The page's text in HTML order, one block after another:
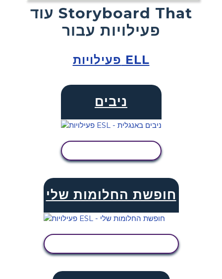
עוד Storyboard That
פעילויות עבור
פעילויות ELL
ניבים
חופשת החלומות שלי